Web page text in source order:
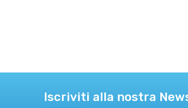
Iscriviti alla nostra